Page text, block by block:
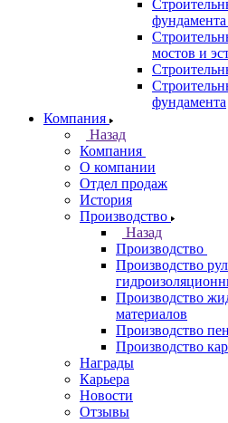
мостов и
фундамента
Компания
Назад
Компания
О компании
Отдел продаж
История
Производство
Назад
Производство
Производство
Производство
материалов
Производство
Производство
Награды
Карьера
Новости
Отзывы